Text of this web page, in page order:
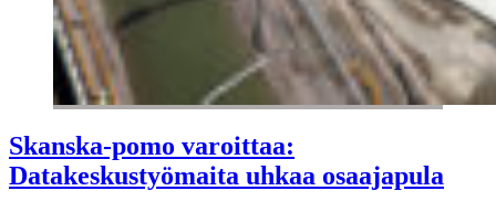
Skanska-pomo varoittaa:
Datakeskustyömaita uhkaa osaajapula